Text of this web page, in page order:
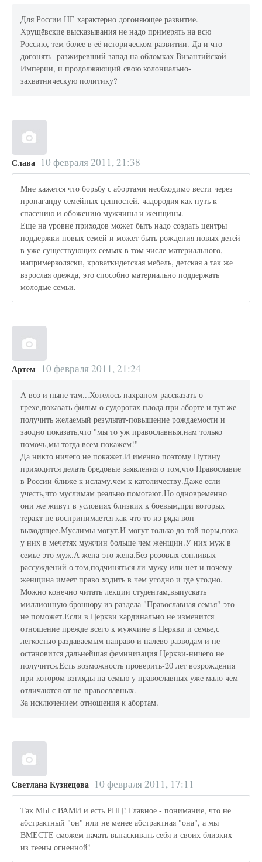
Для России НЕ характерно догоняющее развитие.
Хрущёвские высказывания не надо примерять на всю
Россию, тем более в её историческом развитии. Да и что
догонять- разжиревший запад на обломках Византийской
Империи, и продолжающий свою колониально-
захватническую политику?
Слава 10 февраля 2011, 21:38
Мне кажется что борьбу с абортами необходимо вести через
пропаганду семейных ценностей, чадородия как путь к
спасению и обожению мужчины и женщины.
Еще на уровне приходов может быть надо создать центры
поддержки новых семей и может быть рождения новых детей
в уже существующих семьях в том числе материального,
напримерколяски, кроваткидетская мебель, детская а так же
взрослая одежда, это способно материально поддержать
молодые семьи.
Артем 10 февраля 2011, 21:24
А воз и ныне там...Хотелось нахрапом-рассказать о
грехе,показать фильм о судорогах плода при аборте и тут же
получить желаемый результат-повышение рождаемости и
заодно показать,что "мы то уж православныя,нам только
помочь,мы тогда всем покажем!"
Да никто ничего не покажет.И именно поэтому Путину
приходится делать бредовые заявления о том,что Православие
в России ближе к исламу,чем к католичеству.Даже если
учесть,что муслимам реально помогают.Но одновременно
они же живут в условиях близких к боевым,при которых
теракт не воспринимается как что то из ряда вон
выходящее.Муслимы могут.И могут только до той поры,пока
у них в мечетях мужчин больше чем женщин.У них муж в
семье-это муж.А жена-это жена.Без розовых сопливых
рассуждений о том,подчиняться ли мужу или нет и почему
женщина имеет право ходить в чем угодно и где угодно.
Можно конечно читать лекции студентам,выпускать
миллионную брошюру из раздела "Православная семья"-это
не поможет.Если в Церкви кардинально не изменится
отношение прежде всего к мужчине в Церкви и семье,с
легкостью раздаваемым направо и налево разводам и не
остановится дальнейшая феминизация Церкви-ничего не
получится.Есть возможность проверить-20 лет возрождения
при котором взгляды на семью у православных уже мало чем
отличаются от не-православных.
За исключением отношения к абортам.
Светлана Кузнецова 10 февраля 2011, 17:11
Так МЫ с ВАМИ и есть РПЦ! Главное - понимание, что не
абстрактный "он" или не менее абстрактная "она", а мы
ВМЕСТЕ сможем начать вытаскивать себя и своих близких
из геены огненной!